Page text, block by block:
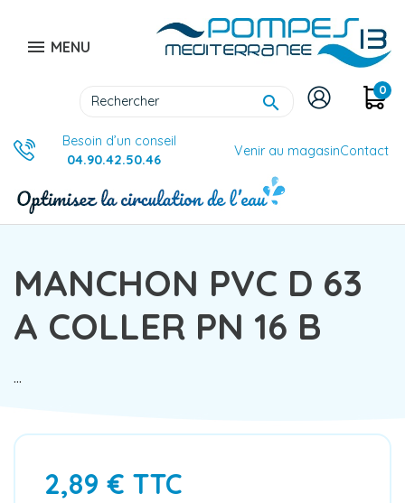
 MENU

0
Besoin d’un conseil
04.90.42.50.46
Venir au magasinContact
MANCHON PVC D 63
A COLLER PN 16 B
...
2,89 € TTC